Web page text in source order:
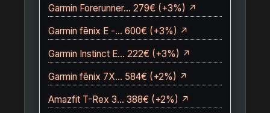
Garmin Forerunner… 279€ (+3%) ↗
Garmin fēnix E -… 600€ (+3%) ↗
Garmin Instinct E… 222€ (+3%) ↗
Garmin fēnix 7X… 584€ (+2%) ↗
Amazfit T-Rex 3… 388€ (+2%) ↗